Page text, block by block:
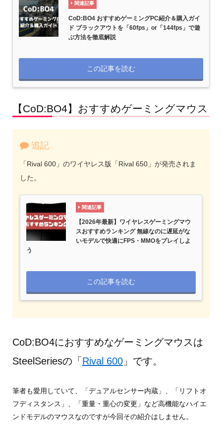
関連記事
CoD:BO4 おすすめゲーミングPC紹介＆購入ガイ
ド ブラックアウトを「60fps」or「144fps」で遊
ぶ方法を徹底解説
この記事を読む
【CoD:BO4】おすすめゲーミングマウス
追記
「Rival 600」のワイヤレス版「Rival 650」が発売されま
した。
関連記事
【2026年最新】ワイヤレスゲーミングマウ
スおすすめランキング 無線なのに遅延がな
いモデルで快適にFPS・MMOをプレイしよ
う
この記事を読む
CoD:BO4におすすめなゲーミングマウスは
SteelSeriesの「 Rival 600」です。
筆者も愛用していて、「デュアルセンサー内蔵」、「リフトオ
フディスタンス」、「重量・重心の変更」など高機能なハイエ
ンドモデルのマウスなのですが今回その紹介はしません。